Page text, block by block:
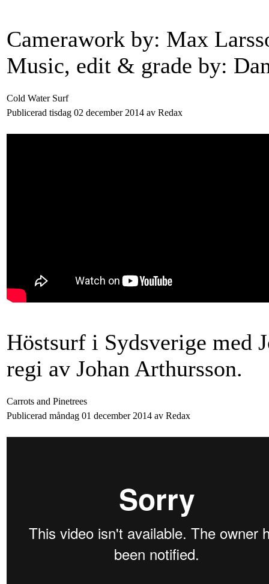
Camerawork by: Max
Music, edit & grade by:
Cold Water Surf
Publicerad tisdag 02 december 2014 av Redax
Höstsurf i Sydsverige med
regi av Johan Arthursson.
Carrots and Pinetrees
Publicerad måndag 01 december 2014 av Redax